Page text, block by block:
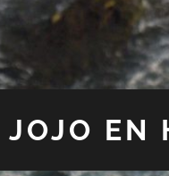
JOJO EN